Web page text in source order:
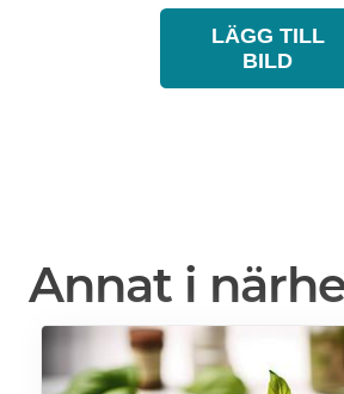
LÄGG TILL
BILD
Annat i